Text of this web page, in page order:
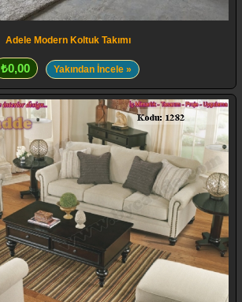
Adele Modern Koltuk Takımı
₺0,00 Yakından İncele »